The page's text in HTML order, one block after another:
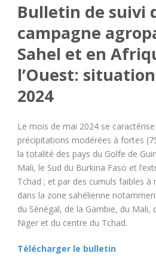
Bulletin de suivi
campagne
Sahel et en
l’Ouest:
2024
Le mois de mai 2024 se
précipitations modérées à fortes
la totalité des pays du Golfe de
Mali, le Sud du Burkina Faso et
Tchad ; et par des cumuls faibles
dans la zone sahélienne
du Sénégal, de la Gambie, du Mali,
Niger et du centre du Tchad.
Télécharger le bulletin